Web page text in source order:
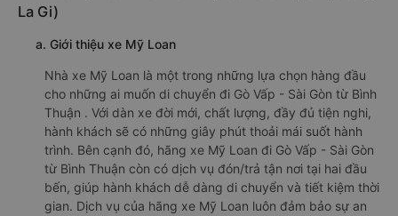
La Gi)
a. Giới thiệu xe Mỹ Loan
Nhà xe Mỹ Loan là một trong những lựa chọn hàng đầu
cho những ai muốn di chuyển đi Gò Vấp - Sài Gòn từ Bình
Thuận . Với dàn xe đời mới, chất lượng, đầy đủ tiện nghi,
hành khách sẽ có những giây phút thoải mái suốt hành
trình. Bên cạnh đó, hãng xe Mỹ Loan đi Gò Vấp - Sài Gòn
từ Bình Thuận còn có dịch vụ đón/trả tận nơi tại hai đầu
bến, giúp hành khách dễ dàng di chuyển và tiết kiệm thời
gian. Dịch vụ của hãng xe Mỹ Loan luôn đảm bảo sự an